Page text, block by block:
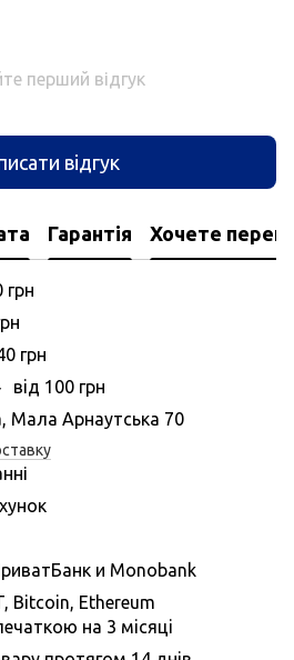
перший відгук
відгук
Гарантія Хочете
грн
грн
вiд 100 грн
Мала Арнаутська 70
и Monobank
Bitcoin, Ethereum
на 3 мiсяцi